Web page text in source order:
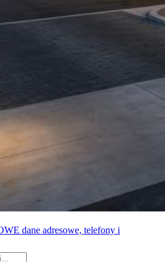
dane adresowe, telefony i